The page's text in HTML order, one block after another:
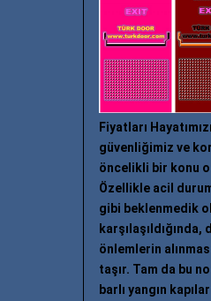
Fiyatları
güvenliğimiz ve
öncelikli bir konu
Özellikle acil
gibi beklenmedik
karşılaşıldığında,
önlemlerin
taşır. Tam da bu
barlı yangın